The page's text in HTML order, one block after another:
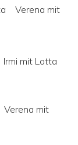
Verena mit
mit Lotta
mit